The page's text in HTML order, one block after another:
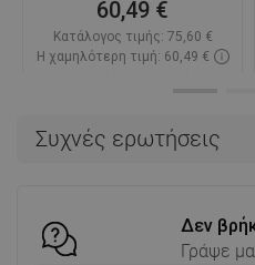
Συχνές ερωτήσεις
Δεν
Γράψε
60,49 €
Κατάλογος τιμής: 75,60 €
Η χαμηλότερη τιμή: 60,49 €